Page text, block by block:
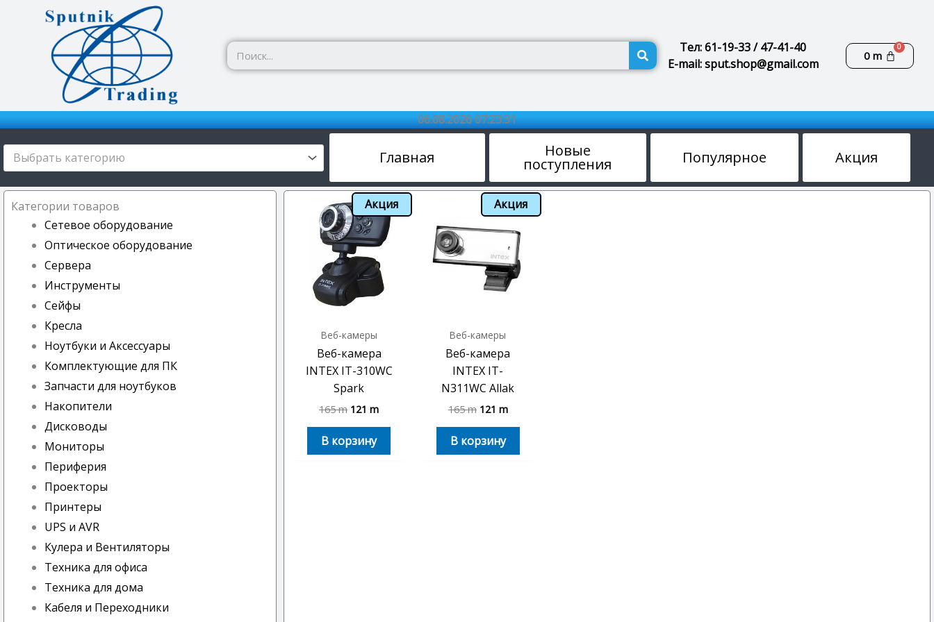
Перейти
содержимому
ПоискТел: 61-19-33 / 47-41-40
E-mail: sput.shop@gmail.com
0m
06.08.2026 07:23:32
Выбрать категорию Главная Новые
поступления Популярное Акция
Категории товаров
Сетевое оборудование
Оптическое оборудование
Сервера
Инструменты
Сейфы
Кресла
Ноутбуки и Аксессуары
Комплектующие для ПК
Запчасти для ноутбуков
Накопители
Дисководы
Мониторы
Периферия
Проекторы
Принтеры
UPS и AVR
Кулера и Вентиляторы
Техника для офиса
Техника для дома
Кабеля и Переходники
Акция
Веб-камеры
Веб-камера
INTEX IT-310WC
Spark
165m 121m
В корзину
Акция
Веб-камеры
Веб-камера
INTEX IT-
N311WC Allak
165m 121 m
В корзину